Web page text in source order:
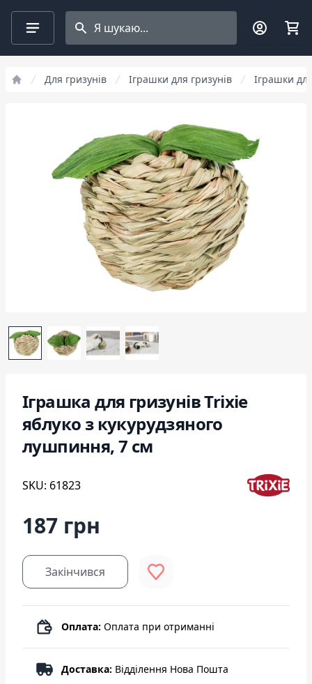
Search projects
Для гризунів Іграшки для гризунів Іграшки
Іграшка для гризунів Trixie
яблуко з кукурудзяного
лушпиння, 7 см
SKU: 61823
187 грн
Закінчився
Оплата: Оплата при отриманні
Доставка: Відділення Нова Пошта